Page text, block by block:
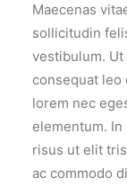
Maecenas
sollicitudin
vestibulum.
consequat leo
lorem nec
elementum.
risus ut elit
ac commodo